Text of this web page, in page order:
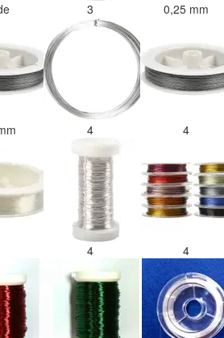
3 0,25 mm
4 4
4 4